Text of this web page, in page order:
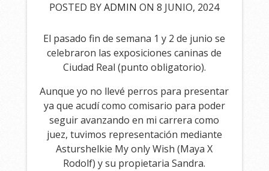
POSTED BYADMIN ON 8 JUNIO, 2024
El pasado fin de semana 1 y 2 de junio se
celebraron las exposiciones caninas de
Ciudad Real (punto obligatorio).
Aunque yo no llevé perros para presentar
ya que acudí como comisario para poder
seguir avanzando en mi carrera como
juez, tuvimos representación mediante
Asturshelkie My only Wish (Maya X
Rodolf) y su propietaria Sandra.